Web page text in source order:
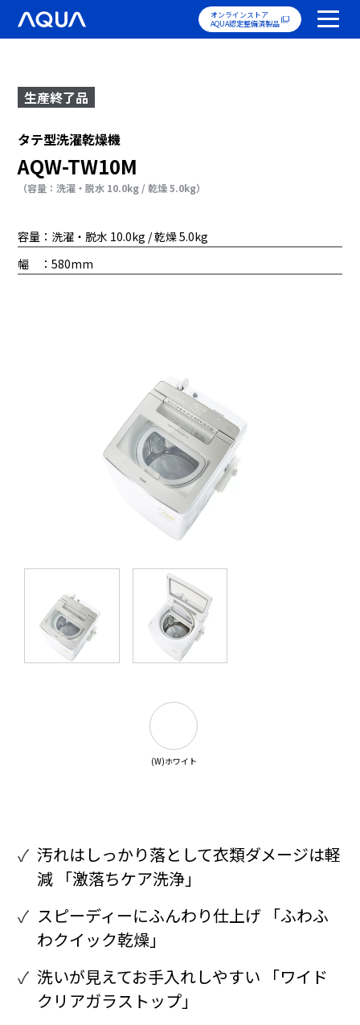
オンラインストア
AQUA認定整備済製品
生産終了品
タテ型洗濯乾燥機
AQW-TW10M
（容量：洗濯・脱水 10.0kg / 乾燥 5.0kg）
容量：洗濯・脱水 10.0kg / 乾燥 5.0kg
幅 ：580mm
(W)ホワイト
汚れはしっかり落として衣類ダメージは軽
減 「激落ちケア洗浄」
スピーディーにふんわり仕上げ 「ふわふ
わクイック乾燥」
洗いが見えてお手入れしやすい 「ワイド
クリアガラストップ」